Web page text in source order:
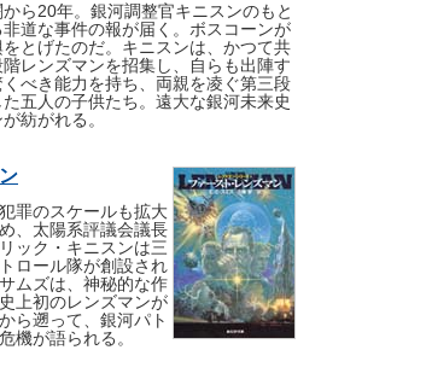
ら20年。銀河調整官キニスンのもと
道な事件の報が届く。ボスコーンが
とげたのだ。キニスンは、かつて共
レンズマンを招集し、自らも出陣す
べき能力を持ち、両親を凌ぐ第三段
五人の子供たち。遠大な銀河未来史
紡がれる。
罪のスケールも拡大
、太陽系評議会議長
ック・キニスンは三
ロール隊が創設され
ムズは、神秘的な作
上初のレンズマンが
ら遡って、銀河パト
機が語られる。